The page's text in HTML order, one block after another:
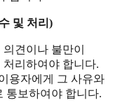
및 처리)
견이나 불만이
리하여야 합니다.
용자에게 그 사유와
통보하여야 합니다.